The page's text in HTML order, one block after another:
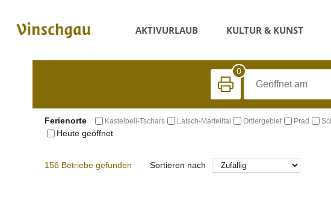
AKTIVURLAUB KULTUR & KUNST